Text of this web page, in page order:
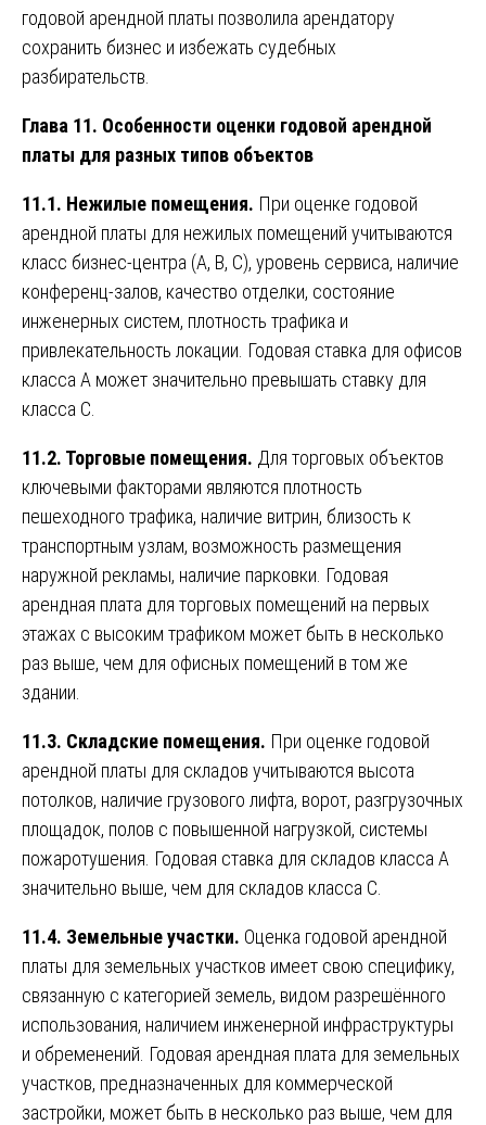
годовой арендной платы позволила арендатору
сохранить бизнес и избежать судебных
разбирательств.
Глава 11. Особенности оценки годовой арендной
платы для разных типов объектов
11.1. Нежилые помещения. При оценке годовой
арендной платы для нежилых помещений учитываются
класс бизнес-центра (А, В, С), уровень сервиса, наличие
конференц-залов, качество отделки, состояние
инженерных систем, плотность трафика и
привлекательность локации. Годовая ставка для офисов
класса А может значительно превышать ставку для
класса С.
11.2. Торговые помещения. Для торговых объектов
ключевыми факторами являются плотность
пешеходного трафика, наличие витрин, близость к
транспортным узлам, возможность размещения
наружной рекламы, наличие парковки. Годовая
арендная плата для торговых помещений на первых
этажах с высоким трафиком может быть в несколько
раз выше, чем для офисных помещений в том же
здании.
11.3. Складские помещения. При оценке годовой
арендной платы для складов учитываются высота
потолков, наличие грузового лифта, ворот, разгрузочных
площадок, полов с повышенной нагрузкой, системы
пожаротушения. Годовая ставка для складов класса А
значительно выше, чем для складов класса С.
11.4. Земельные участки. Оценка годовой арендной
платы для земельных участков имеет свою специфику,
связанную с категорией земель, видом разрешённого
использования, наличием инженерной инфраструктуры
и обременений. Годовая арендная плата для земельных
участков, предназначенных для коммерческой
застройки, может быть в несколько раз выше, чем для